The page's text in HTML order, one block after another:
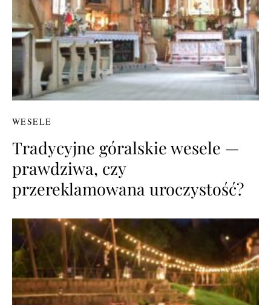
WESELE
Tradycyjne góralskie wesele —
prawdziwa, czy
przereklamowana uroczystość?